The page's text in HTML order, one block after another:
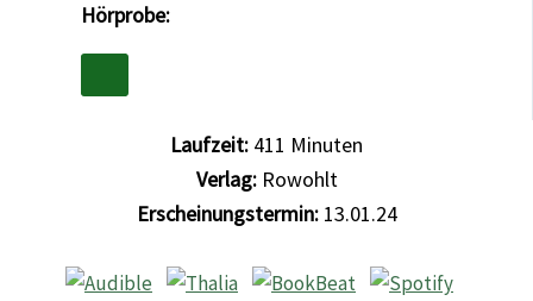
Hörprobe:
Laufzeit: 411 Minuten
Verlag:Rowohlt
Erscheinungstermin:13.01.24